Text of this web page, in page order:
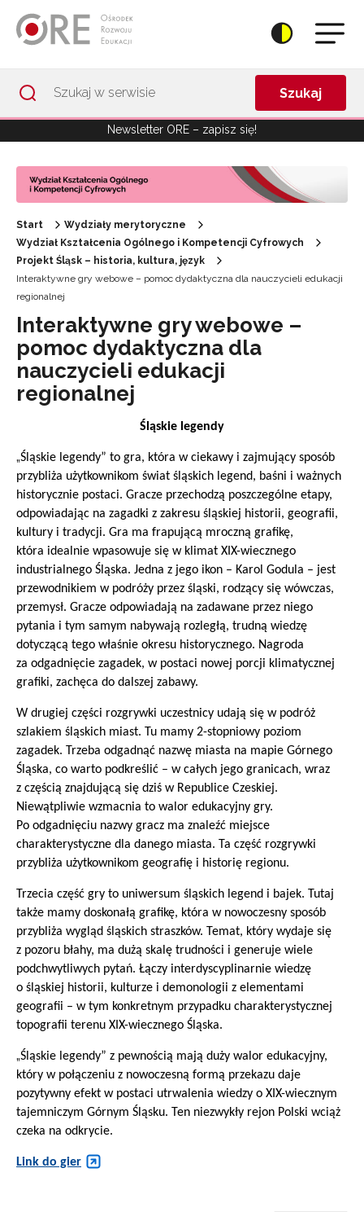
Szukaj
Newsletter ORE – zapisz się!
Start
Wydziały merytoryczne
Wydział Kształcenia Ogólnego i Kompetencji Cyfrowych
Projekt Śląsk – historia, kultura, język
Interaktywne gry webowe – pomoc dydaktyczna dla nauczycieli edukacji
regionalnej
Interaktywne gry webowe –
pomoc dydaktyczna dla
nauczycieli edukacji
regionalnej
Śląskie legendy
„Śląskie legendy” to gra, która w ciekawy i zajmujący sposób
przybliża użytkownikom świat śląskich legend, baśni i ważnych
historycznie postaci. Gracze przechodzą poszczególne etapy,
odpowiadając na zagadki z zakresu śląskiej historii, geografii,
kultury i tradycji. Gra ma frapującą mroczną grafikę,
która idealnie wpasowuje się w klimat XIX-wiecznego
industrialnego Śląska. Jedna z jego ikon – Karol Godula – jest
przewodnikiem w podróży przez śląski, rodzący się wówczas,
przemysł. Gracze odpowiadają na zadawane przez niego
pytania i tym samym nabywają rozległą, trudną wiedzę
dotyczącą tego właśnie okresu historycznego. Nagroda
za odgadnięcie zagadek, w postaci nowej porcji klimatycznej
grafiki, zachęca do dalszej zabawy.
W drugiej części rozgrywki uczestnicy udają się w podróż
szlakiem śląskich miast. Tu mamy 2-stopniowy poziom
zagadek. Trzeba odgadnąć nazwę miasta na mapie Górnego
Śląska, co warto podkreślić – w całych jego granicach, wraz
z częścią znajdującą się dziś w Republice Czeskiej.
Niewątpliwie wzmacnia to walor edukacyjny gry.
Po odgadnięciu nazwy gracz ma znaleźć miejsce
charakterystyczne dla danego miasta. Ta część rozgrywki
przybliża użytkownikom geografię i historię regionu.
Trzecia część gry to uniwersum śląskich legend i bajek. Tutaj
także mamy doskonałą grafikę, która w nowoczesny sposób
przybliża wygląd śląskich straszków. Temat, który wydaje się
z pozoru błahy, ma dużą skalę trudności i generuje wiele
podchwytliwych pytań. Łączy interdyscyplinarnie wiedzę
o śląskiej historii, kulturze i demonologii z elementami
geografii – w tym konkretnym przypadku charakterystycznej
topografii terenu XIX-wiecznego Śląska.
„Śląskie legendy” z pewnością mają duży walor edukacyjny,
który w połączeniu z nowoczesną formą przekazu daje
pozytywny efekt w postaci utrwalenia wiedzy o XIX-wiecznym
tajemniczym Górnym Śląsku. Ten niezwykły rejon Polski wciąż
czeka na odkrycie.
Link do gier